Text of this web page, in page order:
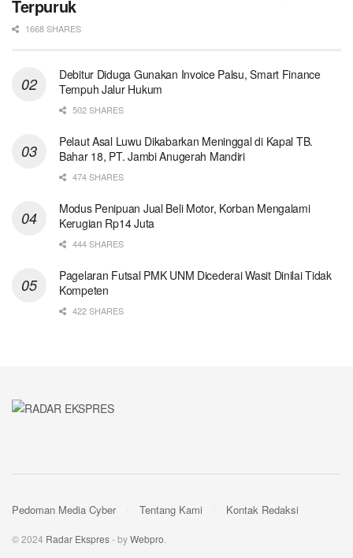
Terpuruk
1668 SHARES
Debitur Diduga Gunakan Invoice Palsu, Smart Finance
Tempuh Jalur Hukum
502 SHARES
Pelaut Asal Luwu Dikabarkan Meninggal di Kapal TB.
Bahar 18, PT. Jambi Anugerah Mandiri
474 SHARES
Modus Penipuan Jual Beli Motor, Korban Mengalami
Kerugian Rp14 Juta
444 SHARES
Pagelaran Futsal PMK UNM Dicederai Wasit Dinilai Tidak
Kompeten
422 SHARES
Pedoman Media Cyber Tentang Kami Kontak Redaksi
© 2024 Radar Ekspres- byWebpro